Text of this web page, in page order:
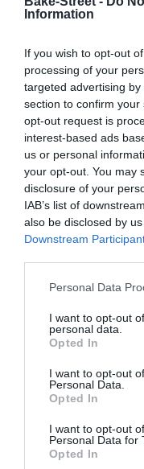
Information
If you wish to opt-out
processing of your
targeted advertising
section to confirm
opt-out request is
interest-based ads
us or personal
your opt-out. You may
disclosure of your
IAB’s list of
also be disclosed by
Downstream
Please note that this
not limited to your visit
grant or deny consent
use your data for
consent section.
Personal Data
I want to opt-out
personal data.
Opted In
I want to opt-out
Personal Data.
Opted In
I want to opt-out
Personal Data for
Opted In
Debo reconocer que
elaborarlas, disfruto